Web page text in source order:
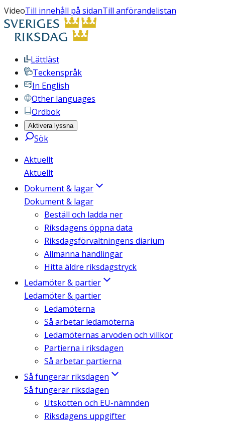
VideoTill innehåll på sidanTill anförandelistan
Lättläst
Teckenspråk
In English
Other languages
Ordbok
Aktivera lyssna
Sök
Aktuellt
Aktuellt
Dokument & lagar
Dokument & lagar
Beställ och ladda ner
Riksdagens öppna data
Riksdagsförvaltningens diarium
Allmänna handlingar
Hitta äldre riksdagstryck
Ledamöter & partier
Ledamöter & partier
Ledamöterna
Så arbetar ledamöterna
Ledamöternas arvoden och villkor
Partierna i riksdagen
Så arbetar partierna
Så fungerar riksdagen
Så fungerar riksdagen
Utskotten och EU-nämnden
Riksdagens uppgifter